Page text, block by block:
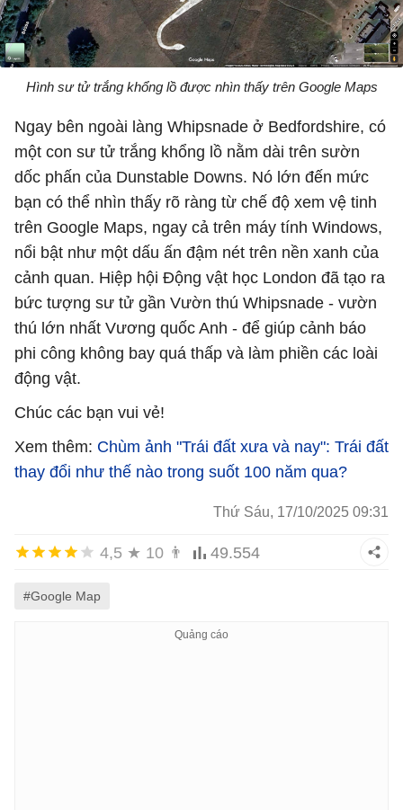
Hình sư tử trắng khổng lồ được nhìn thấy trên Google Maps
Ngay bên ngoài làng Whipsnade ở Bedfordshire, có
một con sư tử trắng khổng lồ nằm dài trên sườn
dốc phấn của Dunstable Downs. Nó lớn đến mức
bạn có thể nhìn thấy rõ ràng từ chế độ xem vệ tinh
trên Google Maps, ngay cả trên máy tính Windows,
nổi bật như một dấu ấn đậm nét trên nền xanh của
cảnh quan. Hiệp hội Động vật học London đã tạo ra
bức tượng sư tử gần Vườn thú Whipsnade - vườn
thú lớn nhất Vương quốc Anh - để giúp cảnh báo
phi công không bay quá thấp và làm phiền các loài
động vật.
Chúc các bạn vui vẻ!
Xem thêm: Chùm ảnh "Trái đất xưa và nay": Trái đất
thay đổi như thế nào trong suốt 100 năm qua?
Thứ Sáu, 17/10/2025 09:31
4,5 ★ 10 👨 49.554
#Google Map